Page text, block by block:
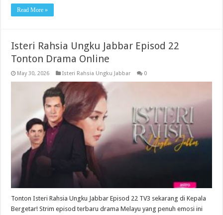
Read More »
Isteri Rahsia Ungku Jabbar Episod 22
Tonton Drama Online
May 30, 2026 Isteri Rahsia Ungku Jabbar 0
Tonton Isteri Rahsia Ungku Jabbar Episod 22 TV3 sekarang di Kepala
Bergetar! Strim episod terbaru drama Melayu yang penuh emosi ini